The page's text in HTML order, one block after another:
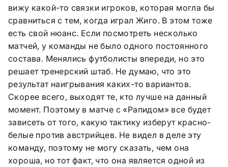
вижу какой-то связки игроков, которая могла бы
сравниться с тем, когда играл Жиго. В этом тоже
есть свой нюанс. Если посмотреть несколько
матчей, у команды не было одного постоянного
состава. Менялись футболисты впереди, но это
решает тренерский штаб. Не думаю, что это
результат наигрывания каких-то вариантов.
Скорее всего, выходят те, кто лучше на данный
момент. Поэтому в матче с «Рапидом» все будет
зависеть от того, какую тактику изберут красно-
белые против австрийцев. Не видел в деле эту
команду, поэтому не могу сказать, чем она
хороша, но тот факт, что она является одной из